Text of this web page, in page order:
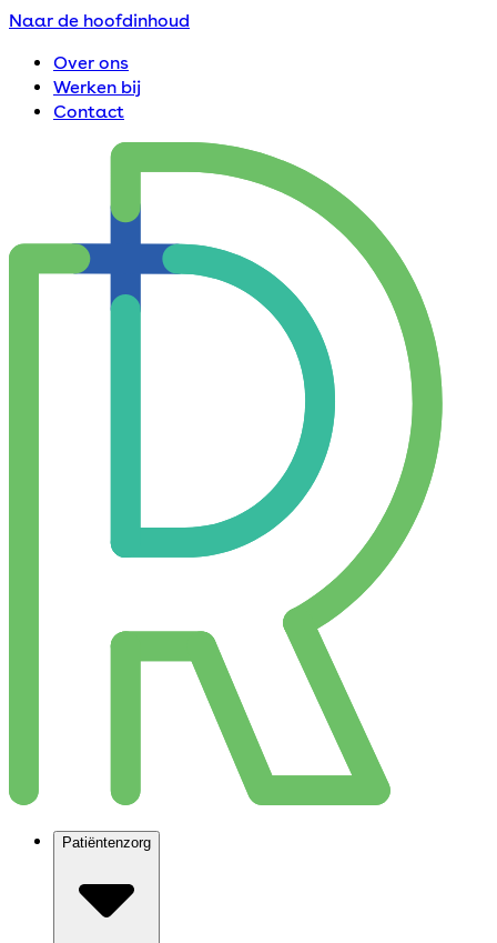
Naar de hoofdinhoud
Over ons
Werken bij
Contact
Patiëntenzorg